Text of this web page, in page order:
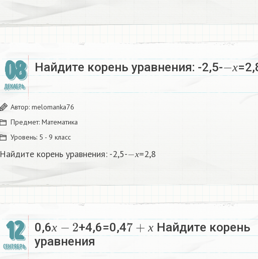
08
ДЕКАБРЬ
Найдите корень уравнения: -2,5- х
−х
Автор: melomanka76
Предмет: Математика
Уровень: 5 - 9 класс
Найдите корень уравнения: -2,5- х=2,8
12
СЕНТЯБРЬ
0,6х
х−2 +4,6=0,4 х
7 +х Найдите корень
уравнения